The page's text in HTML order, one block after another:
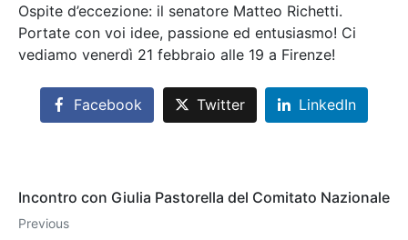
Ospite d’eccezione: il senatore Matteo Richetti.
Portate con voi idee, passione ed entusiasmo! Ci
vediamo venerdì 21 febbraio alle 19 a Firenze!
Facebook Twitter LinkedIn
Incontro con Giulia Pastorella del Comitato Nazionale
Previous